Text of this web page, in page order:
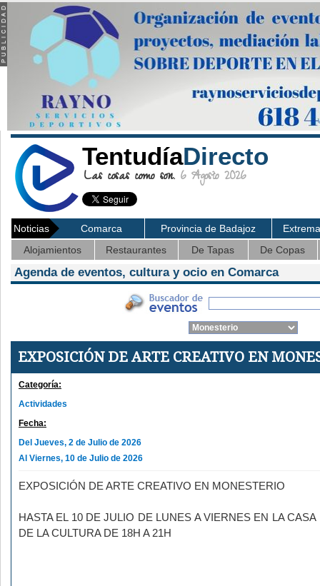
TentudíaDirecto
Las cosas como son. 6 Agosto 2026
Noticias Comarca Provincia de Badajoz
Alojamientos
Restaurantes De Tapas De Copas
Agenda de eventos, cultura y ocio en Comarca
EXPOSICIÓN DE ARTE CREATIVO EN
Categoría:
Actividades
Fecha:
Del Jueves, 2 de Julio de 2026
Al Viernes, 10 de Julio de 2026
EXPOSICIÓN DE ARTE CREATIVO EN MONESTERIO
HASTA EL 10 DE JULIO DE LUNES A VIERNES EN LA CASA
DE LA CULTURA DE 18H A 21H